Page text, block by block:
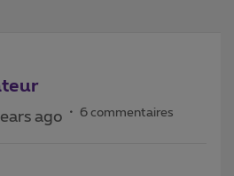
ago 6 commentaires